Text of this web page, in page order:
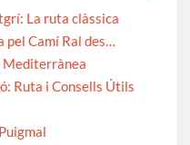
La ruta clàssica
pel Camí Ral des…
Mediterrànea
Ruta i Consells Útils